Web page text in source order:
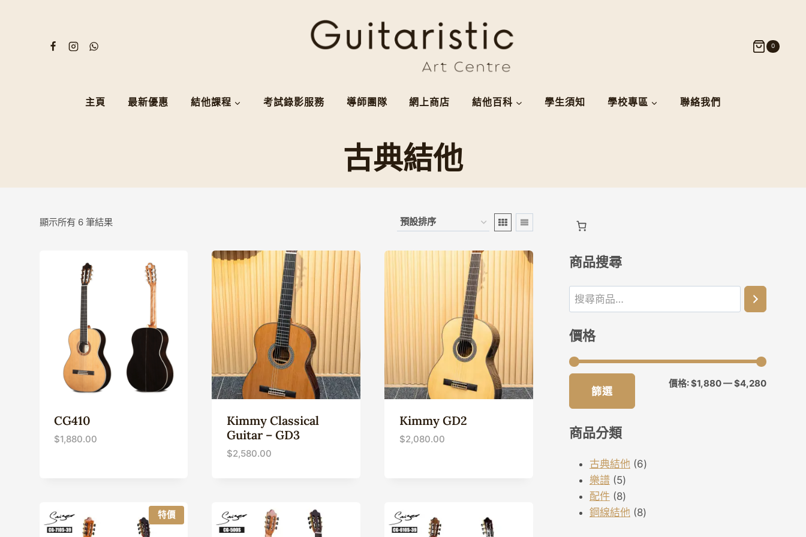
0
主頁 最新優惠 結他課程 考試錄影服務 導師團隊 網上商店 結他百科 學生須知 學校專區 聯絡我們
古典結他
顯示所有 6 筆結果
CG410
$1,880.00
Kimmy Classical
Guitar – GD3
$2,580.00
Kimmy GD2
$2,080.00
特價
商品搜尋
價格
最
最
篩選
價格:$1,880—$4,280
商品分類
古典結他 66
品
樂譜 55
個
產
配件 88
個
鋼線結他 88